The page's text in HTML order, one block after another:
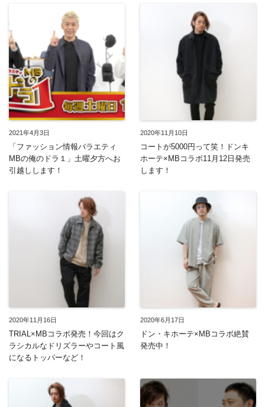
2021年4月3日
「ファッション情報バラエティ
MBの俺のドラ１」土曜夕方へお
引越しします！
2020年11月10日
コートが5000円って笑！ドンキ
ホーテ×MBコラボ11月12日発売
します！
2020年11月16日
TRIAL×MBコラボ発売！今回はク
ラシカルなドリズラーやコート風
になるトッパーなど！
2020年6月17日
ドン・キホーテ×MBコラボ絶賛
発売中！